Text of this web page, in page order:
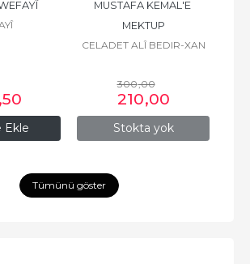
Ekle
,50
Stokta yok
MUSTAFA KEMAL'E
MEKTUP
CELADET ALÎ BEDIR-XAN
300,00
210,00
Tümünü göster